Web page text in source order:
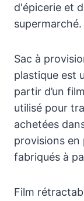
d'épicerie et
supermarché.
Sac à
plastique est
partir d’un
utilisé pour
achetées
provisions en
fabriqués à
Film